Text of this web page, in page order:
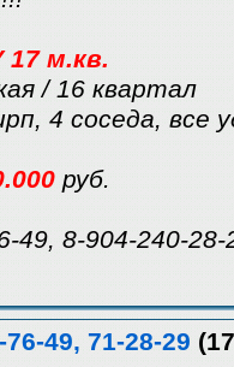
м.кв.
/ 16 квартал
4 соседа,
руб.
49, 8-904-240-28-
49, 71-28-29